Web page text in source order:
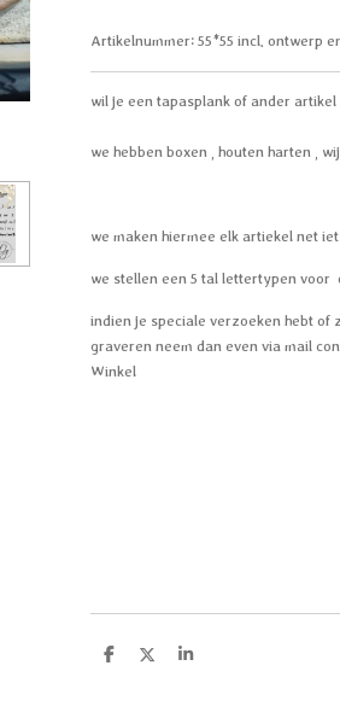
Artikelnummer: 55*55 incl. ontwerp
wil je een tapasplank of ander
we hebben boxen , houten harten ,
we maken hiermee elk artiekel net
we stellen een 5 tal lettertypen voor
indien je speciale verzoeken hebt of
graveren neem dan even via mail
Winkel
D
D
S